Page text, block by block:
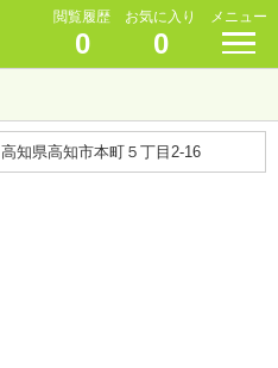
閲覧履歴
0
お気に入り
0
メニュー
高知県高知市本町５丁目2-16